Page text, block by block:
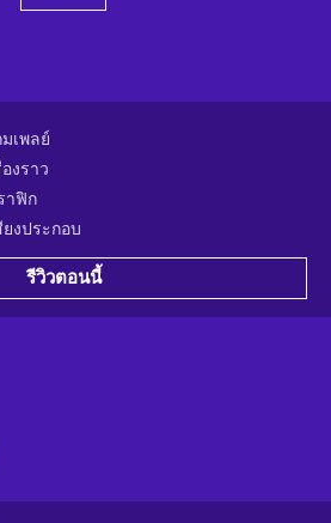
มเพลย์
องราว
าฟิก
ยงประกอบ
รีวิวตอนนี้